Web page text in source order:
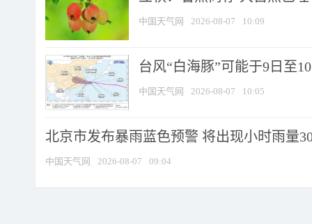
中国天气网 2026-08-07 10:09
台风“白海豚”可能于9日至
中国天气网 2026-08-07 10:05
北京市发布暴雨蓝色预警 将出现小时雨量
中国天气网 2026-08-07 09:04